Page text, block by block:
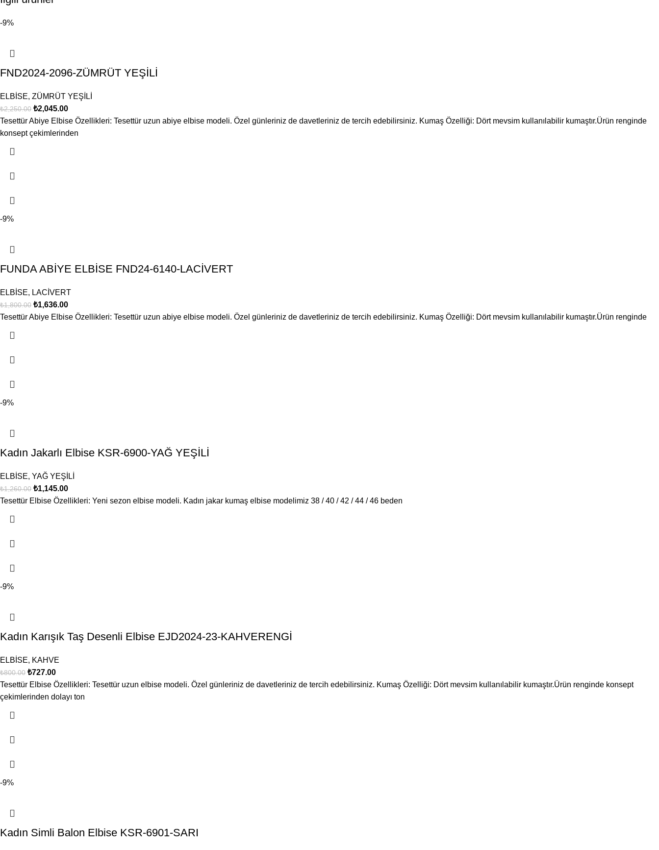
-9%
FND2024-2096-ZÜMRÜT YEŞİLİ
ELBİSE, ZÜMRÜT YEŞİLİ
₺2,250.00 ₺2,045.00
Tesettür Abiye Elbise Özellikleri: Tesettür uzun abiye elbise modeli. Özel günleriniz de davetleriniz de tercih edebilirsiniz. Kumaş Özelliği: Dört mevsim kullanılabilir kumaştır.Ürün renginde
konsept çekimlerinden
-9%
FUNDA ABİYE ELBİSE FND24-6140-LACİVERT
ELBİSE, LACİVERT
₺1,800.00 ₺1,636.00
Tesettür Abiye Elbise Özellikleri: Tesettür uzun abiye elbise modeli. Özel günleriniz de davetleriniz de tercih edebilirsiniz. Kumaş Özelliği: Dört mevsim kullanılabilir kumaştır.Ürün renginde
-9%
Kadın Jakarlı Elbise KSR-6900-YAĞ YEŞİLİ
ELBİSE, YAĞ YEŞİLİ
₺1,260.00 ₺1,145.00
Tesettür Elbise Özellikleri: Yeni sezon elbise modeli. Kadın jakar kumaş elbise modelimiz 38 / 40 / 42 / 44 / 46 beden
-9%
Kadın Karışık Taş Desenli Elbise EJD2024-23-KAHVERENGİ
ELBİSE, KAHVE
₺800.00 ₺727.00
Tesettür Elbise Özellikleri: Tesettür uzun elbise modeli. Özel günleriniz de davetleriniz de tercih edebilirsiniz. Kumaş Özelliği: Dört mevsim kullanılabilir kumaştır.Ürün renginde konsept
çekimlerinden dolayı ton
-9%
Kadın Simli Balon Elbise KSR-6901-SARI